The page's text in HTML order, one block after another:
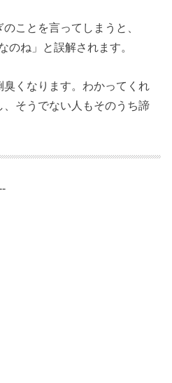
ことを言ってしまうと、
のね」と誤解されます。
くなります。わかってくれ
そうでない人もそのうち諦